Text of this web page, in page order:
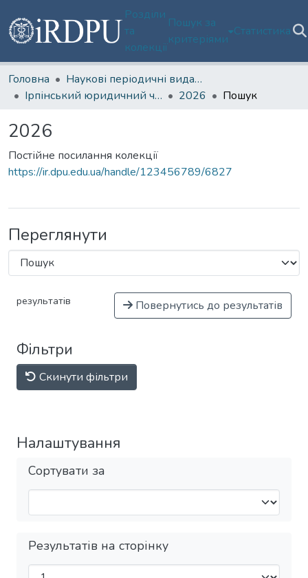
Розділи
та
колекції
Пошук за
критеріями
Статистика
Головна
Наукові періодичні видання
Ірпінський юридичний часопис
2026 Пошук
2026
Постійне посилання колекції
https://ir.dpu.edu.ua/handle/123456789/6827
Переглянути
результатів Повернутись до результатів
Фільтри
Скинути фільтри
Налаштування
Сортувати за
Результатів на сторінку